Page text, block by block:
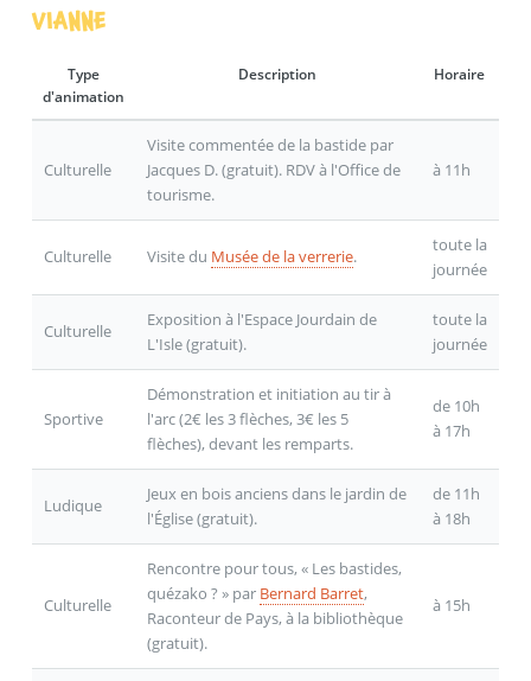
VIANNE
Type
d'animation
Description Horaire
Culturelle
Visite commentée de la bastide par
Jacques D. (gratuit). RDV à l'Office de
tourisme.
à 11h
Culturelle Visite du Musée de la verrerie.
toute la
journée
Culturelle
Exposition à l'Espace Jourdain de
L'Isle (gratuit).
toute la
journée
Sportive
Démonstration et initiation au tir à
l'arc (2€ les 3 flèches, 3€ les 5
flèches), devant les remparts.
de 10h
à 17h
Ludique
Jeux en bois anciens dans le jardin de
l'Église (gratuit).
de 11h
à 18h
Culturelle
Rencontre pour tous, « Les bastides,
quézako ? » par Bernard Barret,
Raconteur de Pays, à la bibliothèque
(gratuit).
à 15h